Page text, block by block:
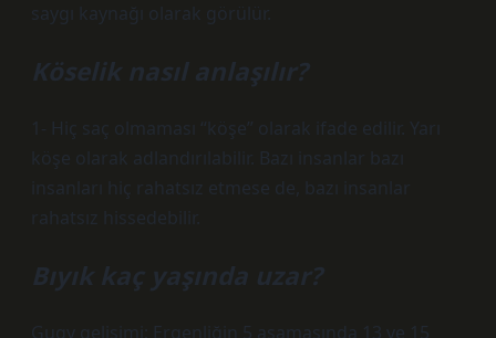
saygı kaynağı olarak görülür.
Köselik nasıl anlaşılır?
1- Hiç saç olmaması “köşe” olarak ifade edilir. Yarı
köşe olarak adlandırılabilir. Bazı insanlar bazı
insanları hiç rahatsız etmese de, bazı insanlar
rahatsız hissedebilir.
Bıyık kaç yaşında uzar?
Gugy gelişimi; Ergenliğin 5 aşamasında 13 ve 15